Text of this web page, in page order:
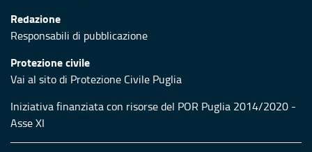
Redazione
Responsabili di pubblicazione
Protezione civile
Vai al sito di Protezione Civile Puglia
Iniziativa finanziata con risorse del POR Puglia 2014/2020 -
Asse XI